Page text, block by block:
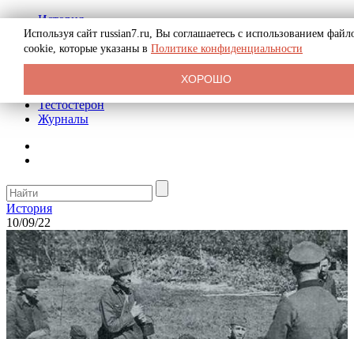
История
Биография
Криминал
Реклама на сайте
Тестостерон
Журналы
История
10/09/22
Используя сайт russian7.ru, Вы соглашаетесь с использованием
cookie, которые указаны в Политике конфиденциальности
ХОРОШО